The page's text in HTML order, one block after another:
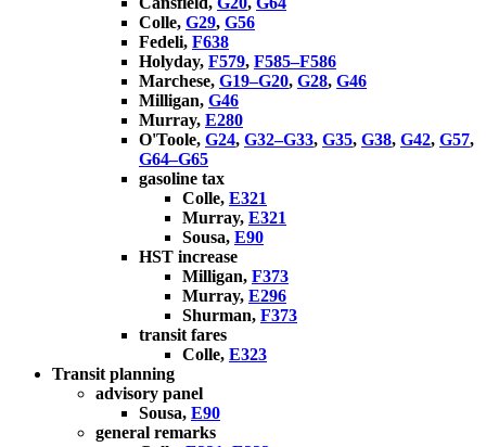
Colle, G29, G56
Fedeli, F638
Holyday, F579, F585–F586
Marchese, G19–G20, G28, G46
Milligan, G46
Murray, E280
O'Toole, G24, G32–G33, G35, G38, G42, G57,
G64–G65
gasoline tax
Colle, E321
Murray, E321
Sousa, E90
HST increase
Milligan, F373
Murray, E296
Shurman, F373
transit fares
Colle, E323
Transit planning
advisory panel
Sousa, E90
general remarks